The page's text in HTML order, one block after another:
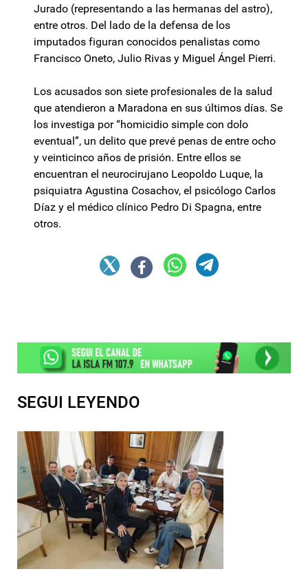
Jurado (representando a las hermanas del astro),
entre otros. Del lado de la defensa de los
imputados figuran conocidos penalistas como
Francisco Oneto, Julio Rivas y Miguel Ángel Pierri.
Los acusados son siete profesionales de la salud
que atendieron a Maradona en sus últimos días. Se
los investiga por “homicidio simple con dolo
eventual”, un delito que prevé penas de entre ocho
y veinticinco años de prisión. Entre ellos se
encuentran el neurocirujano Leopoldo Luque, la
psiquiatra Agustina Cosachov, el psicólogo Carlos
Díaz y el médico clínico Pedro Di Spagna, entre
otros.
SEGUI LEYENDO